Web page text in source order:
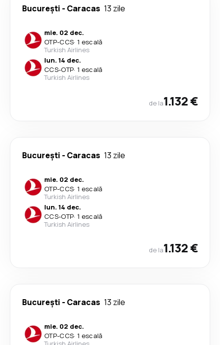
București - Caracas 13 zile
mie. 02 dec.
OTP-CCS· 1 escală
Turkish Airlines
lun. 14 dec.
CCS-OTP· 1 escală
Turkish Airlines
de la1.132 €
București - Caracas 13 zile
mie. 02 dec.
OTP-CCS· 1 escală
Turkish Airlines
lun. 14 dec.
CCS-OTP· 1 escală
Turkish Airlines
de la1.132 €
București - Caracas 13 zile
mie. 02 dec.
OTP-CCS· 1 escală